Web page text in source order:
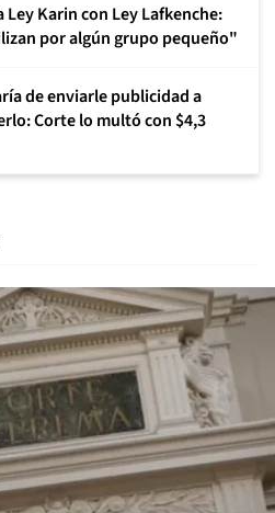
Karin con Ley Lafkenche:
por algún grupo pequeño"
de enviarle publicidad a
Corte lo multó con $4,3